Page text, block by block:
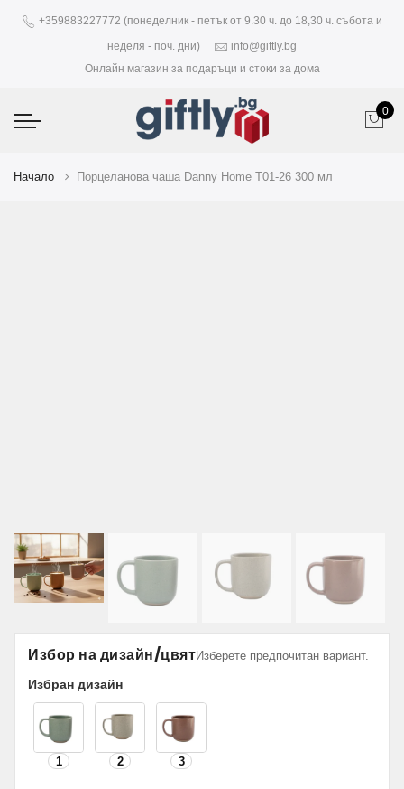
+359883227772 (понеделник - петък от 9.30 ч. до 18,30 ч. събота и
неделя - поч. дни)
info@giftly.bg
Онлайн магазин за подаръци и стоки за дома
0
Начало Порцеланова чаша Danny Home T01-26 300 мл
Избор на дизайн/цвятИзберете предпочитан вариант.
Избран дизайн
1 2 3